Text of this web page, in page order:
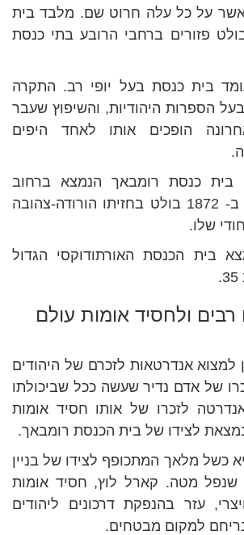
על כל עלה חרוט שם. מלבד בית
פזורים ברחבי הרובע בתי כנסת
דוב 35 עומד בית כנסת בעל יופי רב. התקרה
הספרות היהודיות, והשיפוץ שעבר
הופכים אותו לאחד היפים
בית כנסת רומבאך הנמצא ברחוב
רומבאך 11 נבנה ב- 1872 בולט בחזיתו הורודה-צהובה
שלו.
בית הכנסת האורתודוקסי הגדול
רבים ולחסיד אומות עולם
למצוא אנדרטאות לזכרם של היהודים
של אדם נדיר שעשה ככל שביכולתו
לזכרו של אותו חסיד אומות
לצידו של בית הכנסת רומבאך.
כשל מלאך המתכופף לצידו של בניין
שנפל מטה. קארל לוץ, חסיד אומות
עזר בהנפקת דרכונים ליהודים
למקום מבטחים.